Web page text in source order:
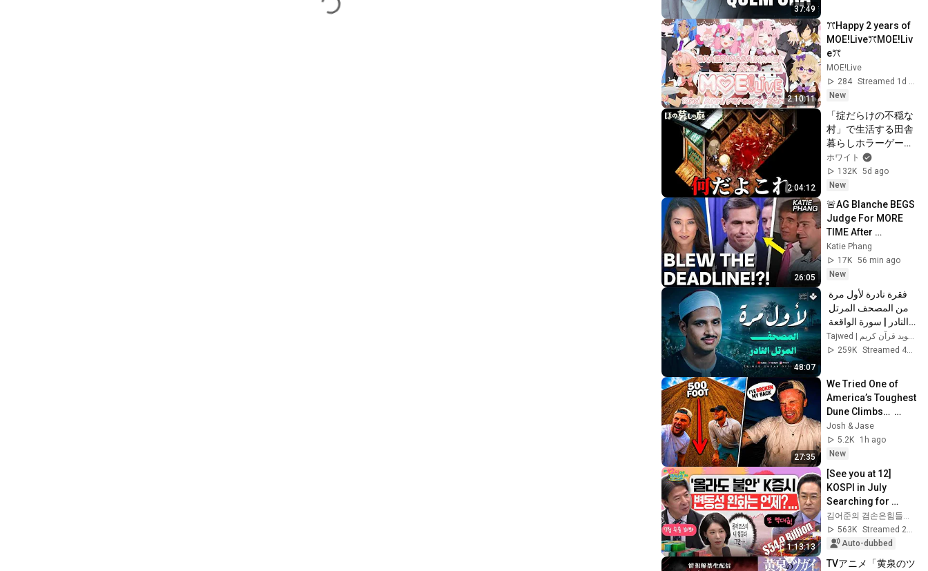
37:49
2:10:11
ꔫHappy 2 years of
MOE!LiveꔫMOE!Liv
eꔫ
MOE!Live
284
New
2:04:12
「掟だらけの不穏な
村」で生活する田舎
暮らしホラーゲーム
｜ほの暮しの庭 #２
-異変-
ホワイト
132K 5d ago
New
26:05
🚨AG Blanche BEGS
Judge For MORE
TIME After
BLOWING Deadline
In MY Lawsuit!!
Katie Phang
17K 56 min ago
New
48:07
والحديد | الشيخ محمد
صديق المنشاوي  🎧
Tajwed | تجويد قرآن كريم
259K
Streamed 4mo ago
27:35
We Tried One of
America’s Toughest
Dune Climbs…
(GONE WRONG)
Josh & Jase
5.2K
1h ago
New
1:13:13
[See you at 12]
KOSPI in July
Searching for
Direction! Starting
Up Today... Is This
the First Ste...
김어준의 겸손은힘들다 뉴스공장
563K
Streamed 2w ago
Auto-dubbed
TVアニメ「黄泉のツ